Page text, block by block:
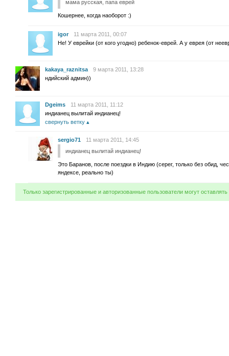
мама русская, папа еврей
Кошернее, когда наоборот :)
igor
11 марта 2011, 00:07
Не! У еврейки (от кого угодно) ребенок-еврей. А у еврея (от
kakaya_raznitsa
9 марта 2011, 13:28
ндийский админ))
Dgeims
11 марта 2011, 11:12
индианец вылитай индианец!
свернуть ветку
sergio71
11 марта 2011, 14:45
индианец вылитай индианец!
Это Баранов, после поездки в Индию (серег, только без обид,
яндексе, реально ты)
Только зарегистрированные и авторизованные пользователи могут